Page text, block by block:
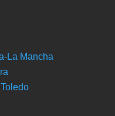
La Mancha